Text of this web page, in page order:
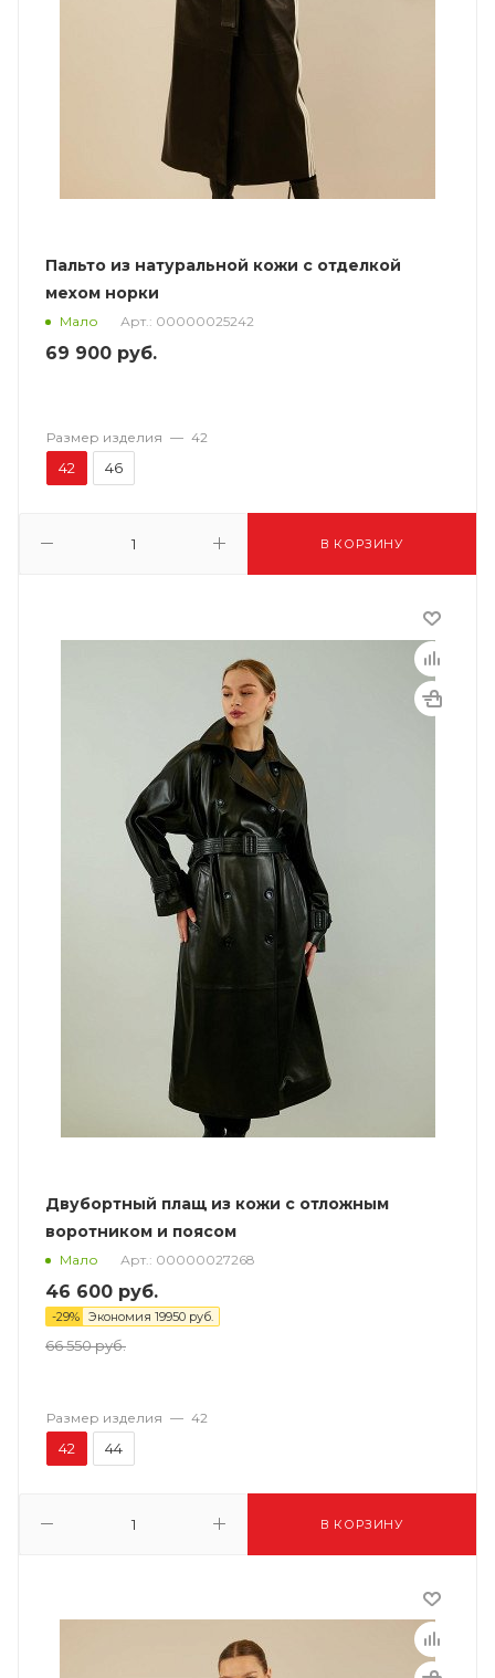
Пальто из натуральной кожи с отделкой
мехом норки
Мало Арт.: 00000025242
69 900 руб.
В КОРЗИНУ
Размер изделия — 42
42 46
Двубортный плащ из кожи с отложным
воротником и поясом
Мало Арт.: 00000027268
46 600 руб.
-29% Экономия 19950 руб.
66 550руб.
В КОРЗИНУ
Размер изделия — 42
42 44